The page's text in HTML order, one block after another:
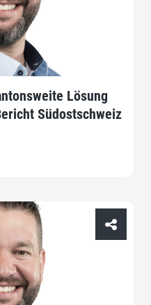
Lösung
Südostschweiz